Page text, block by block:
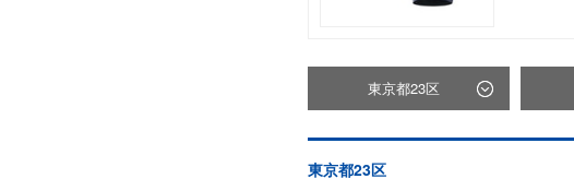
東京都23区
東京都23区